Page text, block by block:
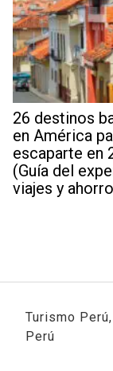
26 destinos
en América
escaparte en
(Guía del
viajes y
Turismo
Perú